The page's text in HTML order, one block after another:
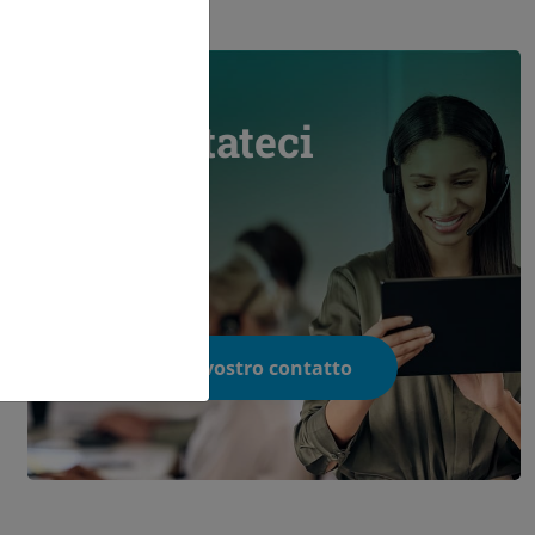
Contattateci
Trovate il vostro contatto